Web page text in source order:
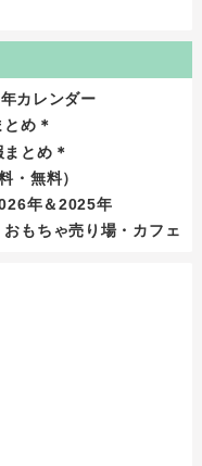
カレンダー
め＊
とめ＊
・無料）
年＆2025年
もちゃ売り場・カフェ